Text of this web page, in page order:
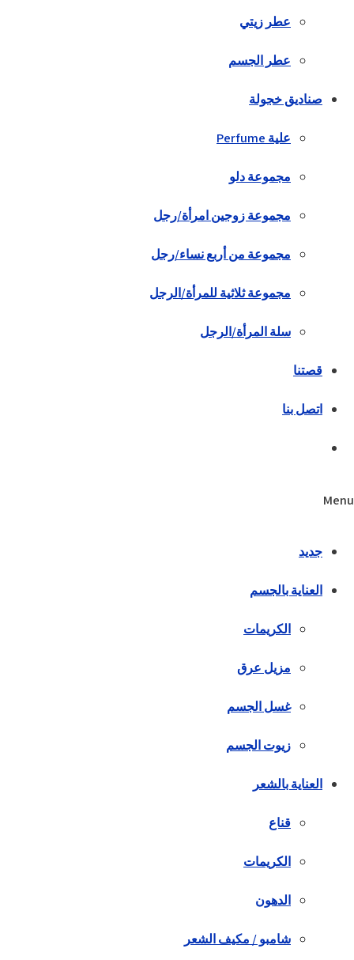
عطر زيتي
عطر الجسم
صناديق خجولة
علية Perfume
مجموعة دلو
مجموعة زوجين امرأة/رجل
مجموعة من أربع نساء/رجل
مجموعة ثلاثية للمرأة/الرجل
سلة المرأة/الرجل
قصتنا
اتصل بنا
Menu
جديد
العناية بالجسم
الكريمات
مزيل عرق
غسل الجسم
زيوت الجسم
العناية بالشعر
قناع
الكريمات
الدهون
شامبو / مكيف الشعر